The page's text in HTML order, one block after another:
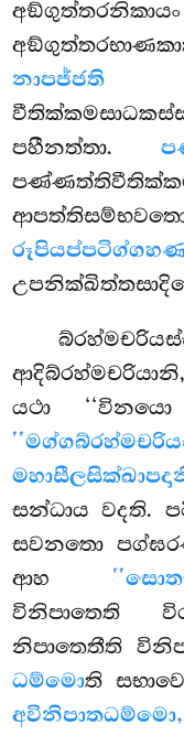
නාපජ්ජති
පහීනත්තා.
යථා
සන්ධායවදති.
සවනතො
ආහ
විනිපාතෙති
නිපාතෙතීති
ධම්මොති
අවිනිපාතධම්මො,